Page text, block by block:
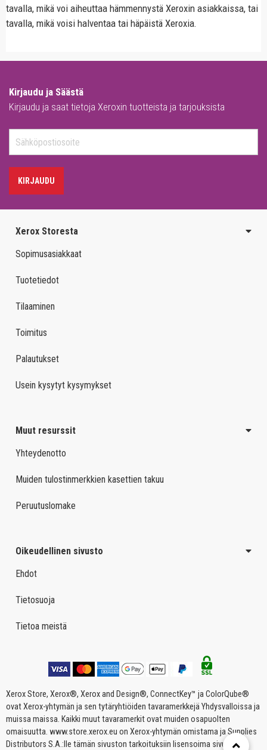
tavalla, mikä voi aiheuttaa hämmennystä Xeroxin asiakkaissa, tai
tavalla, mikä voisi halventaa tai häpäistä Xeroxia.
Kirjaudu ja Säästä
Kirjaudu ja saat tietoja Xeroxin tuotteista ja tarjouksista
KIRJAUDU
Xerox Storesta
Sopimusasiakkaat
Tuotetiedot
Tilaaminen
Toimitus
Palautukset
Usein kysytyt kysymykset
Muut resurssit
Yhteydenotto
Muiden tulostinmerkkien kasettien takuu
Peruutuslomake
Oikeudellinen sivusto
Ehdot
Tietosuoja
Tietoa meistä
Xerox Store, Xerox®, Xerox and Design®, ConnectKey™ ja ColorQube®
ovat Xerox-yhtymän ja sen tytäryhtiöiden tavaramerkkejä Yhdysvalloissa ja
muissa maissa. Kaikki muut tavaramerkit ovat muiden osapuolten
omaisuutta. www.store.xerox.eu on Xerox-yhtymän omistama ja Supplies
Distributors S.A.:lle tämän sivuston tarkoituksiin lisensoima sivusto.